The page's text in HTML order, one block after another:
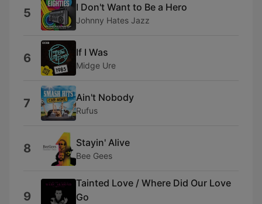
5 I Don't Want to Be a Hero
Johnny Hates Jazz
6 If I Was
Midge Ure
7 Ain't Nobody
Rufus
8 Stayin' Alive
Bee Gees
9
Tainted Love / Where Did Our Love
Go